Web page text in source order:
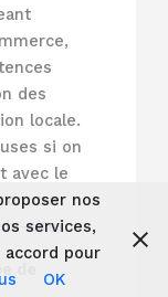
des
locale.
si on
avec le
du-site/.
de
nos
services,
pour
OK